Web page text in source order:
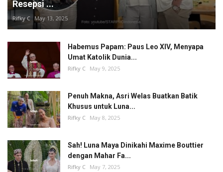
Resepsi ...
Rifky C May 13, 2025
Habemus Papam: Paus Leo XIV, Menyapa
Umat Katolik Dunia...
Rifky C May 9, 2025
Penuh Makna, Asri Welas Buatkan Batik
Khusus untuk Luna...
Rifky C May 8, 2025
Sah! Luna Maya Dinikahi Maxime Bouttier
dengan Mahar Fa...
Rifky C May 7, 2025